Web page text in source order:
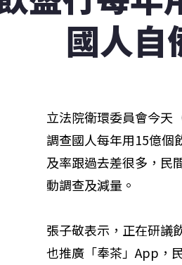
國人自
立法院衛環委員會今天
調查國人每年用15億個
及率跟過去差很多，民
動調查及減量。
張子敬表示，正在研議
也推廣「奉茶」App，